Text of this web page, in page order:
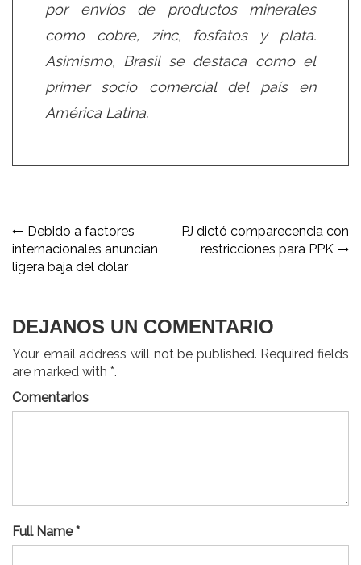
por envíos de productos minerales
como cobre, zinc, fosfatos y plata.
Asimismo, Brasil se destaca como el
primer socio comercial del país en
América Latina.
Navegación
de
Debido a factores
internacionales anuncian
ligera baja del dólar
PJ dictó comparecencia con
restricciones para PPK
DEJANOS UN COMENTARIO
Your email address will not be published. Required fields
are marked with *.
Comentarios
Full Name *